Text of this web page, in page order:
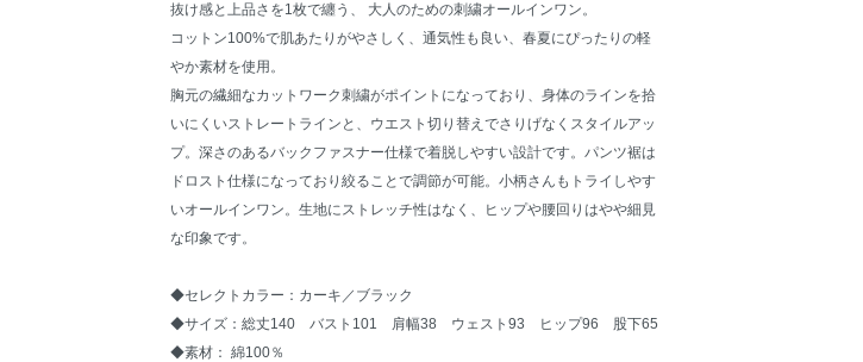
抜け感と上品さを1枚で纏う、 大人のための刺繍オールインワン。
コットン100%で肌あたりがやさしく、通気性も良い、春夏にぴったりの軽
やか素材を使用。
胸元の繊細なカットワーク刺繍がポイントになっており、身体のラインを拾
いにくいストレートラインと、ウエスト切り替えでさりげなくスタイルアッ
プ。深さのあるバックファスナー仕様で着脱しやすい設計です。パンツ裾は
ドロスト仕様になっており絞ることで調節が可能。小柄さんもトライしやす
いオールインワン。生地にストレッチ性はなく、ヒップや腰回りはやや細見
な印象です。
◆セレクトカラー：カーキ／ブラック
◆サイズ：総丈140 バスト101 肩幅38 ウェスト93 ヒップ96 股下65
◆素材： 綿100％